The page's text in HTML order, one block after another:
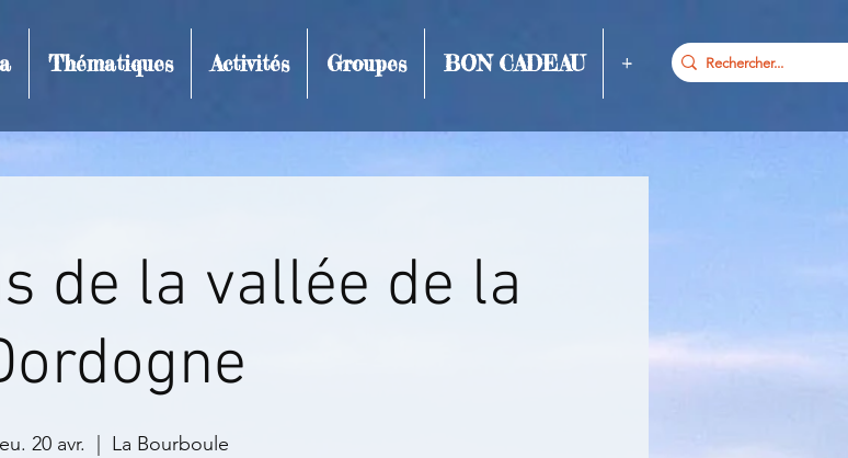
Thématiques Activités Groupes BON CADEAU +
de la vallée de la
20 avr. La Bourboule